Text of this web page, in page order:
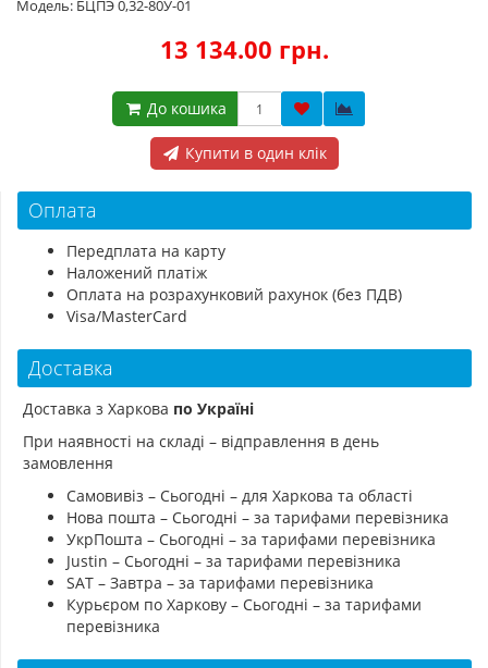
Модель: БЦПЭ 0,32-80У-01
13 134.00 грн.
До кошика
Купити в один клік
Оплата
Передплата на карту
Наложений платіж
Оплата на розрахунковий рахунок (без ПДВ)
Visa/MasterCard
Доставка
Доставка з Харкова по Україні
При наявності на складі – відправлення в день
замовлення
Самовивіз – Сьогодні – для Харкова та області
Нова пошта – Сьогодні – за тарифами перевізника
УкрПошта – Сьогодні – за тарифами перевізника
Justin – Сьогодні – за тарифами перевізника
SAT – Завтра – за тарифами перевізника
Курьєром по Харкову – Сьогодні – за тарифами
перевізника